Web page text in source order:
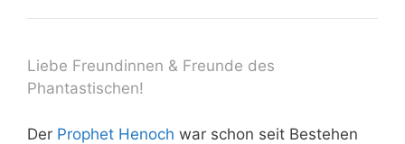
Liebe Freundinnen & Freunde des
Phantastischen!
Der Prophet Henoch war schon seit Bestehen